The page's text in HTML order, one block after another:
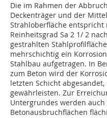
Die im Rahmen der
Deckenträger und der
Strahloberfläche entspricht
Reinheitsgrad Sa 2 1/ 2
gestrahlten
mehrschichtig ein
Stahlbau aufgetragen. In
zum Beton wird der
letzten Schicht
gewährleisten. Zur
Untergrundes werden
Betonausbruchflächen